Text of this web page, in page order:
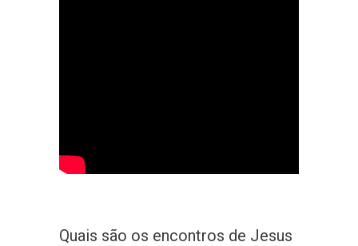
Quais são os encontros de Jesus